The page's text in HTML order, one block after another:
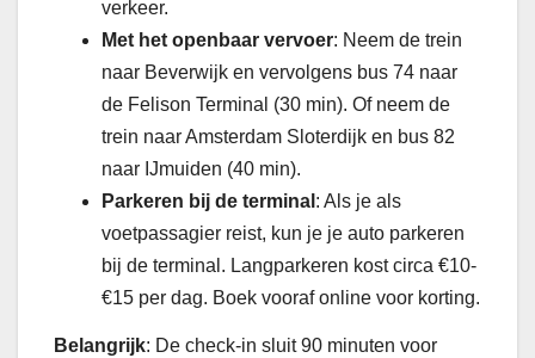
verkeer.
Met het openbaar vervoer: Neem de trein
naar Beverwijk en vervolgens bus 74 naar
de Felison Terminal (30 min). Of neem de
trein naar Amsterdam Sloterdijk en bus 82
naar IJmuiden (40 min).
Parkeren bij de terminal : Als je als
voetpassagier reist, kun je je auto parkeren
bij de terminal. Langparkeren kost circa €10-
€15 per dag. Boek vooraf online voor korting.
Belangrijk: De check-in sluit 90 minuten voor